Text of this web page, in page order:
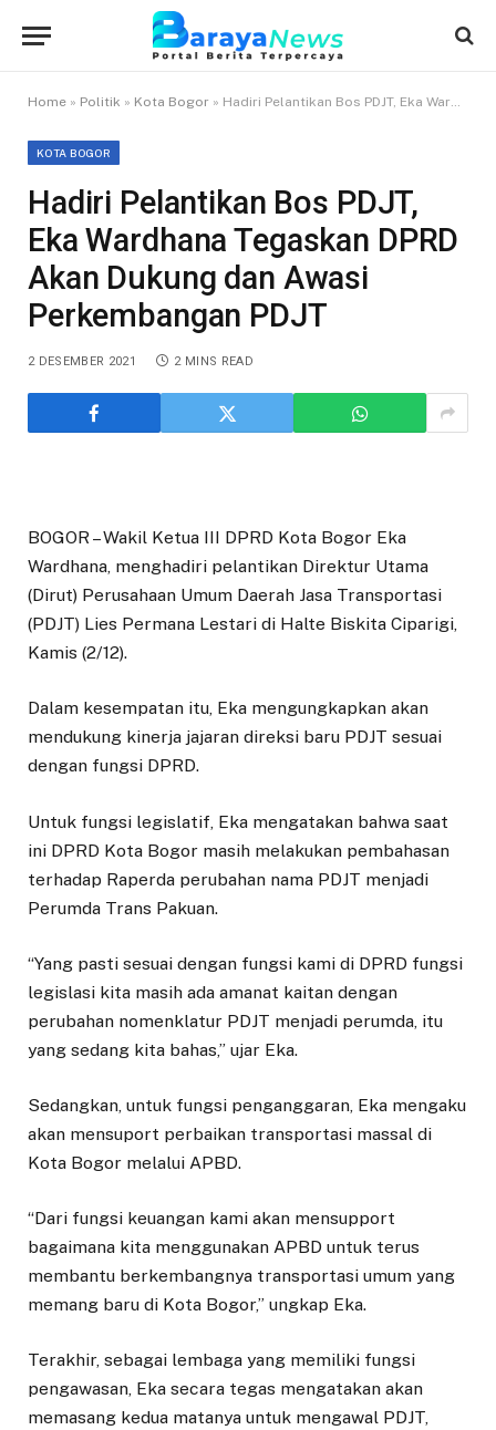
Home » Politik » Kota Bogor » Hadiri Pelantikan Bos PDJT, Eka Wardhana Tegaskan DPRD Akan Dukung dan Awasi Perkembangan PDJT
KOTA BOGOR
Hadiri Pelantikan Bos PDJT,
Eka Wardhana Tegaskan DPRD
Akan Dukung dan Awasi
Perkembangan PDJT
2 DESEMBER 2021 2 MINS READ
BOGOR – Wakil Ketua III DPRD Kota Bogor Eka
Wardhana, menghadiri pelantikan Direktur Utama
(Dirut) Perusahaan Umum Daerah Jasa Transportasi
(PDJT) Lies Permana Lestari di Halte Biskita Ciparigi,
Kamis (2/12).
Dalam kesempatan itu, Eka mengungkapkan akan
mendukung kinerja jajaran direksi baru PDJT sesuai
dengan fungsi DPRD.
Untuk fungsi legislatif, Eka mengatakan bahwa saat
ini DPRD Kota Bogor masih melakukan pembahasan
terhadap Raperda perubahan nama PDJT menjadi
Perumda Trans Pakuan.
“Yang pasti sesuai dengan fungsi kami di DPRD fungsi
legislasi kita masih ada amanat kaitan dengan
perubahan nomenklatur PDJT menjadi perumda, itu
yang sedang kita bahas,” ujar Eka.
Sedangkan, untuk fungsi penganggaran, Eka mengaku
akan mensuport perbaikan transportasi massal di
Kota Bogor melalui APBD.
“Dari fungsi keuangan kami akan mensupport
bagaimana kita menggunakan APBD untuk terus
membantu berkembangnya transportasi umum yang
memang baru di Kota Bogor,” ungkap Eka.
Terakhir, sebagai lembaga yang memiliki fungsi
pengawasan, Eka secara tegas mengatakan akan
memasang kedua matanya untuk mengawal PDJT,